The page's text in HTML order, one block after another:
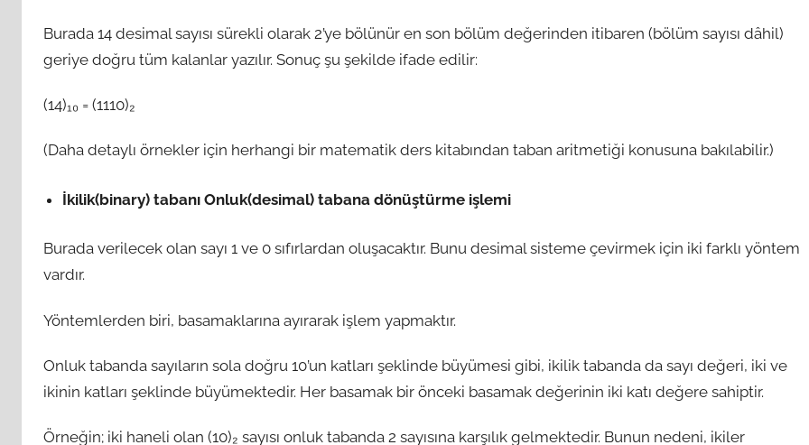
Burada 14 desimal sayısı sürekli olarak 2’ye bölünür en son bölüm değerinden itibaren (bölüm sayısı dâhil)
geriye doğru tüm kalanlar yazılır. Sonuç şu şekilde ifade edilir:
(14)₁₀ = (1110)₂
(Daha detaylı örnekler için herhangi bir matematik ders kitabından taban aritmetiği konusuna bakılabilir.)
İkilik(binary) tabanı Onluk(desimal) tabana dönüştürme işlemi
Burada verilecek olan sayı 1 ve 0 sıfırlardan oluşacaktır. Bunu desimal sisteme çevirmek için iki farklı yöntem
vardır.
Yöntemlerden biri, basamaklarına ayırarak işlem yapmaktır.
Onluk tabanda sayıların sola doğru 10’un katları şeklinde büyümesi gibi, ikilik tabanda da sayı değeri, iki ve
ikinin katları şeklinde büyümektedir. Her basamak bir önceki basamak değerinin iki katı değere sahiptir.
Örneğin; iki haneli olan (10)₂ sayısı onluk tabanda 2 sayısına karşılık gelmektedir. Bunun nedeni, ikiler